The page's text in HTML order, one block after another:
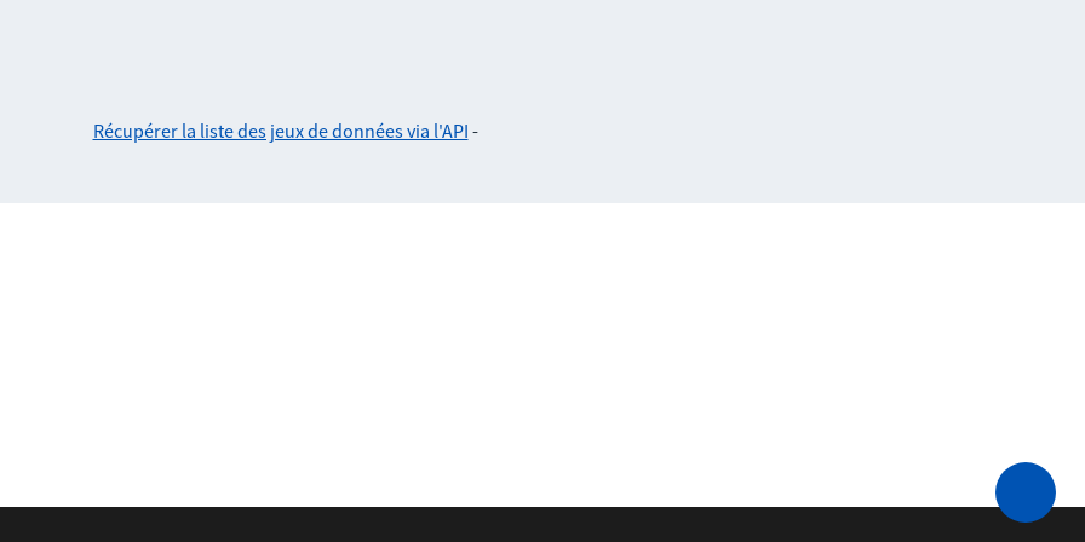
Récupérer la liste des jeux de données via l'API -